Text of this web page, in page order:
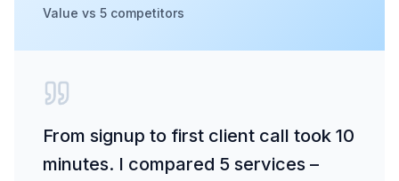
Value vs 5 competitors
From signup to first client call took 10
minutes. I compared 5 services –